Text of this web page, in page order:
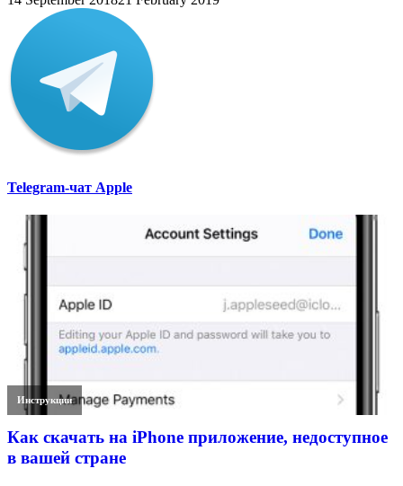
Telegram-чат Apple
Инструкции
Как скачать на iPhone приложение, недоступное
в вашей стране